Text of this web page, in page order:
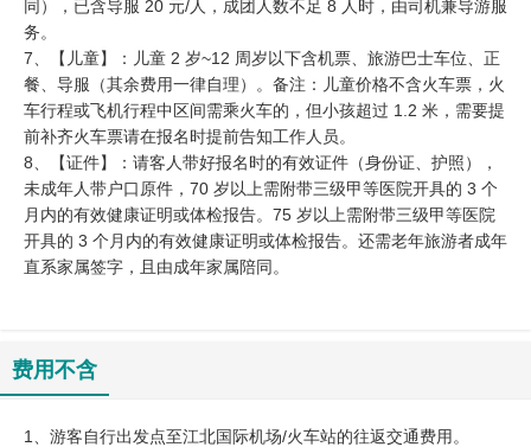
同），已含导服 20 元/人，成团人数不足 8 人时，由司机兼导游服
务。
7、【儿童】：儿童 2 岁~12 周岁以下含机票、旅游巴士车位、正
餐、导服（其余费用一律自理）。备注：儿童价格不含火车票，火
车行程或飞机行程中区间需乘火车的，但小孩超过 1.2 米，需要提
前补齐火车票请在报名时提前告知工作人员。
8、【证件】：请客人带好报名时的有效证件（身份证、护照），
未成年人带户口原件，70 岁以上需附带三级甲等医院开具的 3 个
月内的有效健康证明或体检报告。75 岁以上需附带三级甲等医院
开具的 3 个月内的有效健康证明或体检报告。还需老年旅游者成年
直系家属签字，且由成年家属陪同。
费用不含
1、游客自行出发点至江北国际机场/火车站的往返交通费用。